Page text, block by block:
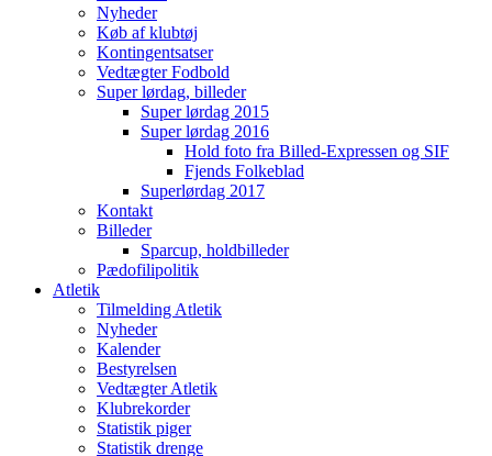
Nyheder
Køb af klubtøj
Kontingentsatser
Vedtægter Fodbold
Super lørdag, billeder
Super lørdag 2015
Super lørdag 2016
Hold foto fra Billed-Expressen og SIF
Fjends Folkeblad
Superlørdag 2017
Kontakt
Billeder
Sparcup, holdbilleder
Pædofilipolitik
Atletik
Tilmelding Atletik
Nyheder
Kalender
Bestyrelsen
Vedtægter Atletik
Klubrekorder
Statistik piger
Statistik drenge